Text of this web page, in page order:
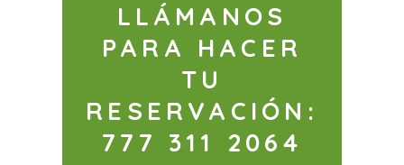
LLÁMANOS
PARA HACER
TU
RESERVACIÓN:
777 311 2064‬